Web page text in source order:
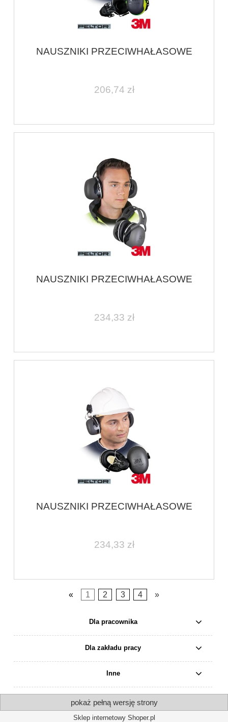
NAUSZNIKI PRZECIWHAŁASOWE
206,74 zł
NAUSZNIKI PRZECIWHAŁASOWE
234,33 zł
NAUSZNIKI PRZECIWHAŁASOWE
234,33 zł
« 1 2 3 4 »
Dla pracownika
Dla zakładu pracy
Inne
pokaż pełną wersję strony
Sklep internetowy Shoper.pl